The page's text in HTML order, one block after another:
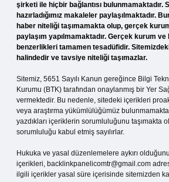
şirketi ile hiçbir bağlantısı bulunmamaktadır.
hazırladığımız makaleler paylaşılmaktadır.
haber niteliği taşımamakta olup, gerçek
paylaşım yapılmamaktadır. Gerçek kurum
benzerlikleri tamamen tesadüfidir.
halindedir ve tavsiye niteliği taşımazlar.
Sitemiz, 5651 Sayılı Kanun gereğince Bilgi
Kurumu (BTK) tarafından onaylanmış bir Yer
vermektedir. Bu nedenle, sitedeki içerikleri
veya araştırma yükümlülüğümüz
yazdıkları içeriklerin sorumluluğunu taşımakta
sorumluluğu kabul etmiş sayılırlar.
Hukuka ve yasal düzenlemelere aykırı
içerikleri, backlinkpanelicomtr@gmail.com
ilgili içerikler yasal süre içerisinde sitemizden